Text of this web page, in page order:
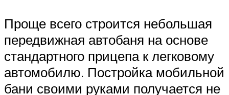
Проще всего строится небольшая
передвижная автобаня на основе
стандартного прицепа к легковому
автомобилю. Постройка мобильной
бани своими руками получается не